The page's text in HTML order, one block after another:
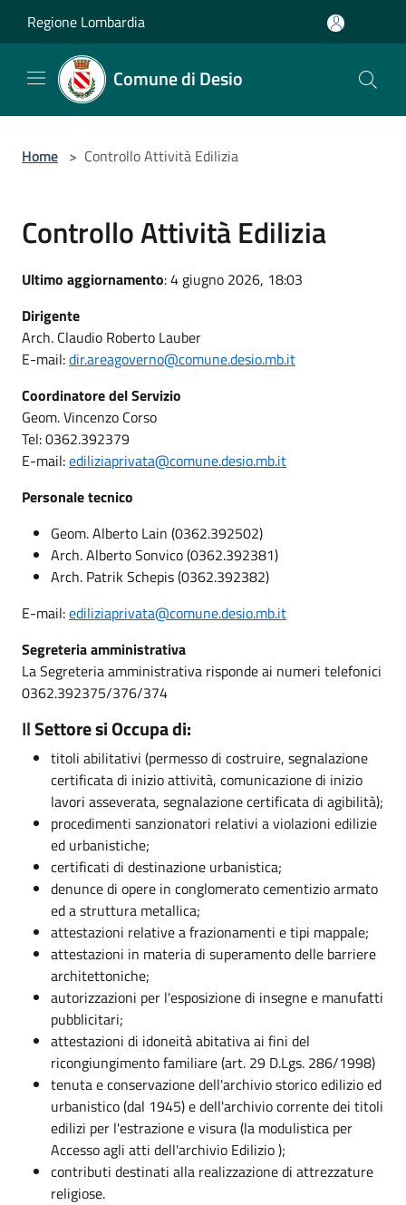
Regione Lombardia
Comune di Desio
Home > Controllo Attività Edilizia
Controllo Attività Edilizia
Ultimo aggiornamento: 4 giugno 2026, 18:03
Dirigente
Arch. Claudio Roberto Lauber
E-mail:dir.areagoverno@comune.desio.mb.it
Coordinatore del Servizio
Geom. Vincenzo Corso
Tel: 0362.392379
E-mail:ediliziaprivata@comune.desio.mb.it
Personale tecnico
Geom. Alberto Lain (0362.392502)
Arch. Alberto Sonvico (0362.392381)
Arch. Patrik Schepis (0362.392382)
E-mail:ediliziaprivata@comune.desio.mb.it
Segreteria amministrativa
La Segreteria amministrativa risponde ai numeri telefonici
0362.392375/376/374
IlSettore si Occupa di:
titoli abilitativi (permesso di costruire, segnalazione
certificata di inizio attività, comunicazione di inizio
lavori asseverata, segnalazione certificata di agibilità);
procedimenti sanzionatori relativi a violazioni edilizie
ed urbanistiche;
certificati di destinazione urbanistica;
denunce di opere in conglomerato cementizio armato
ed a struttura metallica;
attestazioni relative a frazionamenti e tipi mappale;
attestazioni in materia di superamento delle barriere
architettoniche;
autorizzazioni per l'esposizione di insegne e manufatti
pubblicitari;
attestazioni di idoneità abitativa ai fini del
ricongiungimento familiare (art. 29 D.Lgs. 286/1998)
tenuta e conservazione dell'archivio storico edilizio ed
urbanistico (dal 1945) e dell'archivio corrente dei titoli
edilizi per l'estrazione e visura (la modulistica per
Accesso agli atti dell'archivio Edilizio );
contributi destinati alla realizzazione di attrezzature
religiose.